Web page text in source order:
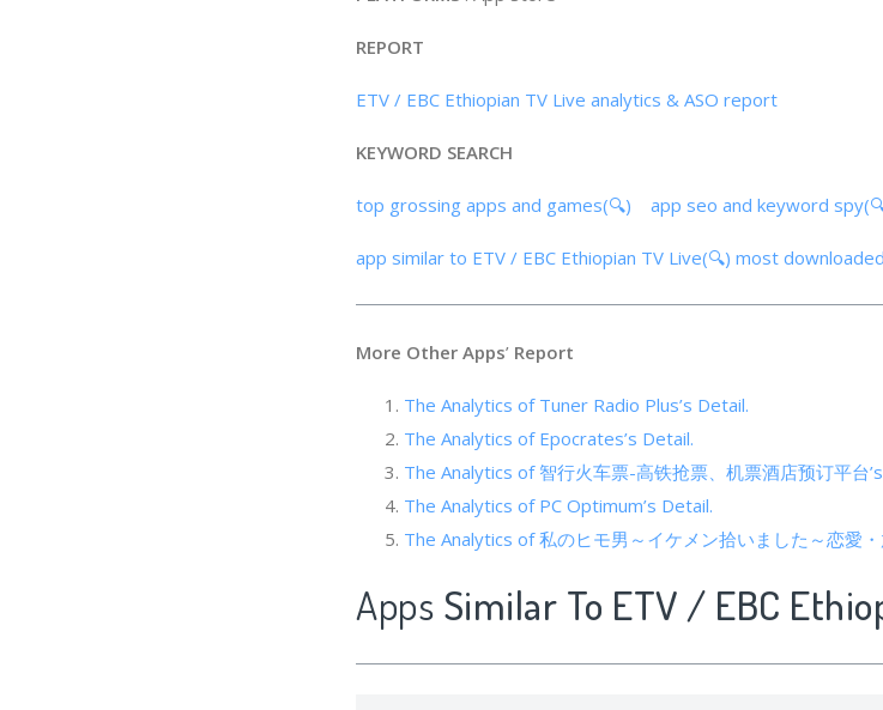
REPORT
ETV / EBC Ethiopian TV Live analytics & ASO report
KEYWORD SEARCH
top grossing apps and games(🔍) app seo and keyword
app similar to ETV / EBC Ethiopian TV Live(🔍) most
More Other Apps’ Report
The Analytics of Tuner Radio Plus’s Detail.
The Analytics of Epocrates’s Detail.
The Analytics of 智行火车票-高铁抢票、机票酒店预订平台
The Analytics of PC Optimum’s Detail.
The Analytics of 私のヒモ男～イケメン拾いました～恋愛
Apps Similar To ETV / EBC